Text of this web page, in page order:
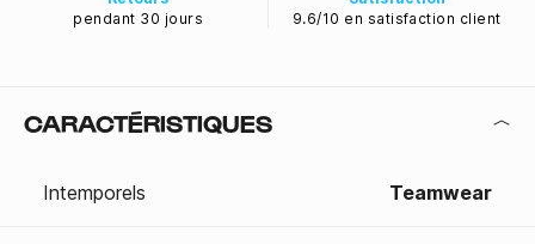
pendant 30 jours
9.6/10 en satisfaction client
CARACTÉRISTIQUES
Intemporels Teamwear